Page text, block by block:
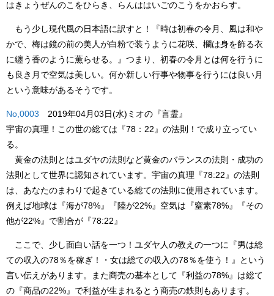
はきょうぜんのこをひらき、らんははいごのこうをかおらす。
もう少し現代風の日本語に訳すと！『時は初春の令月、風は和や
かで、梅は鏡の前の美人が白粉で装うように花咲、欄は身を飾る衣
に纏う香のように薫らせる。』つまり、初春の令月とは何を行うに
も良き月で空気は美しい。何か新しい行事や物事を行うには良い月
という意味があるそうです。
No,0003 2019年04月03日(水)ミオの『言霊』
宇宙の真理！この世の総ては『78：22』の法則！で成り立ってい
る。
黄金の法則とはユダヤの法則など黄金のバランスの法則・成功の
法則として世界に認知されています。宇宙の真理『78:22』の法則
は、あなたのまわりで起きている総ての法則に使用されています。
例えば地球は『海が78%』『陸が22%』空気は『窒素78%』『その
他が22%』で割合が『78:22』
ここで、少し面白い話を一つ！ユダヤ人の教えの一つに『男は総
ての収入の78％を稼ぎ！・女は総ての収入の78％を使う！』という
言い伝えがあります。また商売の基本として『利益の78%』は総て
の『商品の22%』で利益が生まれるとう商売の鉄則もあります。